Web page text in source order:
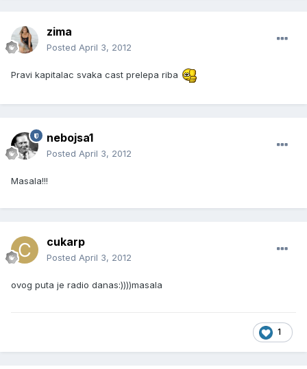
zima
Posted April 3, 2012
Pravi kapitalac svaka cast prelepa riba
nebojsa1
Posted April 3, 2012
Masala!!!
cukarp
Posted April 3, 2012
ovog puta je radio danas:))))masala
1